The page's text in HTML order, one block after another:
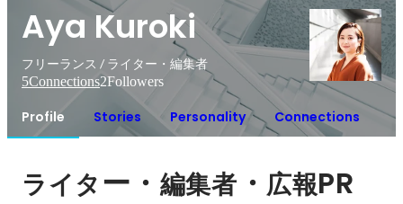
Aya Kuroki
フリーランス / ライター・編集者
5Connections2Followers
Profile Stories Personality Connections
ライター・ 編集者 ・広報PR